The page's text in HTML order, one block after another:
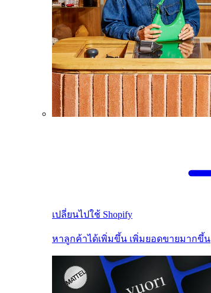
เปลี่ยนไปใช้ Shopify
หาลูกค้าได้เพิ่มขึ้น เพิ่มยอดขายมากขึ้น